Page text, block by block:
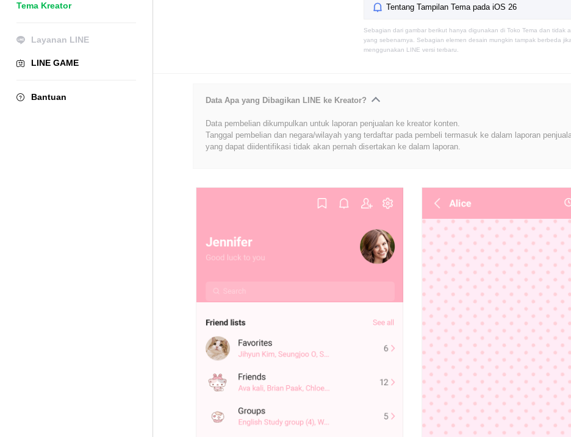
Tema Kreator
Layanan LINE
LINE GAME
Bantuan
Tentang Tampilan Tema pada iOS 26
Sebagian dari gambar berikut hanya digunakan di Toko Tema dan tidak
yang sebenarnya. Sebagian elemen desain mungkin tampak berbeda
menggunakan LINE versi terbaru.
Data Apa yang Dibagikan LINE ke Kreator?
Data pembelian dikumpulkan untuk laporan penjualan ke kreator konten.
Tanggal pembelian dan negara/wilayah yang terdaftar pada pembeli termasuk ke dalam laporan
yang dapat diidentifikasi tidak akan pernah disertakan ke dalam laporan.